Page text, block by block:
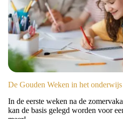
De Gouden Weken in het onderwijs
In de eerste weken na de
kan de basis gelegd worden voor